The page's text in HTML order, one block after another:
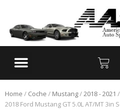
Home / Coche / Mustang/2018 - 2021 /
2018 Ford Mustang GT 5.0L AT/MT 3in